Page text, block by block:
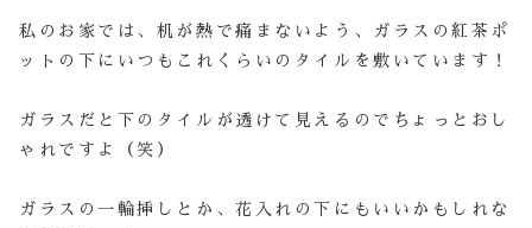
私のお家では、机が熱で痛まないよう、ガラスの紅茶ポ
ットの下にいつもこれくらいのタイルを敷いています！
ガラスだと下のタイルが透けて見えるのでちょっとおし
ゃれですよ（笑）
ガラスの一輪挿しとか、花入れの下にもいいかもしれな